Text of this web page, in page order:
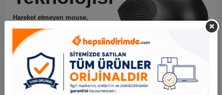
Hareket etmeyen mouse,
otomatik olarak uyku moduna
geçer. Bu sayede pil kullanım
ömrü belirgin olarak uzar.
Bağlantı USB